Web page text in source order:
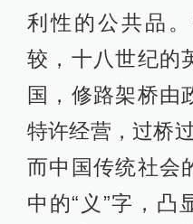
利性的公共品
较，十八世纪的
国，修路架桥由
特许经营，过桥
而中国传统社会
中的“义”字，凸